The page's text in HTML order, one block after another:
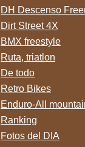
DH Descenso
Dirt Street 4X
BMX freestyle
Ruta, triatlon
De todo
Retro Bikes
Enduro-All
Ranking
Fotos del DIA